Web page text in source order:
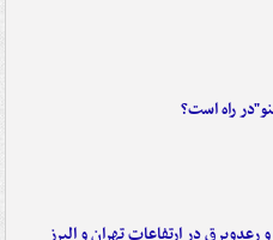
راه است؟
و رعدوبرق در ارتفاعات تهران و البرز